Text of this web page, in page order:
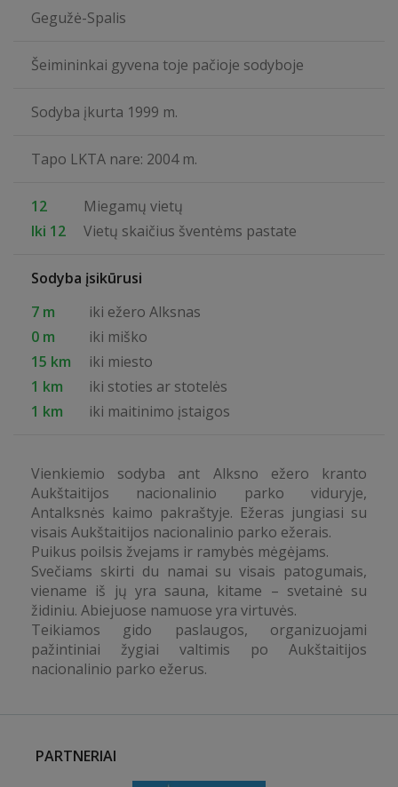
Gegužė-Spalis
Šeimininkai gyvena toje pačioje sodyboje
Sodyba įkurta 1999 m.
Tapo LKTA nare: 2004 m.
12
Miegamų vietų
Iki 12
Vietų skaičius šventėms pastate
Sodyba įsikūrusi
7 m
iki ežero Alksnas
0 m
iki miško
15 km
iki miesto
1 km
iki stoties ar stotelės
1 km
iki maitinimo įstaigos
Vienkiemio sodyba ant Alksno ežero kranto
Aukštaitijos nacionalinio parko viduryje,
Antalksnės kaimo pakraštyje. Ežeras jungiasi su
visais Aukštaitijos nacionalinio parko ežerais.
Puikus poilsis žvejams ir ramybės mėgėjams.
Svečiams skirti du namai su visais patogumais,
viename iš jų yra sauna, kitame – svetainė su
židiniu. Abiejuose namuose yra virtuvės.
Teikiamos gido paslaugos, organizuojami
pažintiniai žygiai valtimis po Aukštaitijos
nacionalinio parko ežerus.
PARTNERIAI